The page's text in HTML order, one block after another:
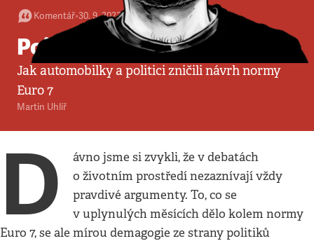
Komentář•30. 9. 2023•4 minuty
Pojďme dýchat jedy
Jak automobilky a politici zničili návrh normy
Euro 7
Martin Uhlíř
D
ávno jsme si zvykli, že v debatách
o životním prostředí nezaznívají vždy
pravdivé argumenty. To, co se
v uplynulých měsících dělo kolem normy
Euro 7, se ale mírou demagogie ze strany politiků